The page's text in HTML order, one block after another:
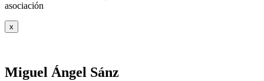
asociación
x
Miguel Ángel Sánz